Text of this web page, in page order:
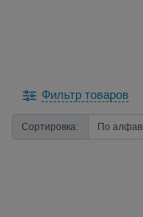
Фильтр товаров
Сортировка: